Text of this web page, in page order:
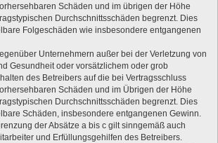
Schäden und im übrigen der Höhe
Durchschnittsschäden begrenzt. Dies
Folgeschäden wie insbesondere entgangenen
Unternehmern außer bei der Verletzung von
Gesundheit oder vorsätzlichem oder grob
des Betreibers auf die bei Vertragsschluss
Schäden und im Übrigen der Höhe
Durchschnittsschäden begrenzt. Dies
Schäden, insbesondere entgangenen Gewinn.
der Absätze a bis c gilt sinngemäß auch
und Erfüllungsgehilfen des Betreibers.